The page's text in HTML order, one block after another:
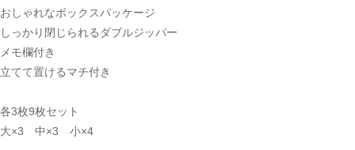
おしゃれなボックスパッケージ
しっかり閉じられるダブルジッパー
メモ欄付き
立てて置けるマチ付き
各3枚9枚セット
大×3 中×3 小×4